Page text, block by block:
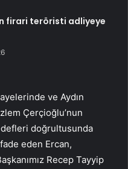
firari teröristi adliyeye
ve Aydın
Çerçioğlu’nun
doğrultusunda
eden Ercan,
Recep Tayyip